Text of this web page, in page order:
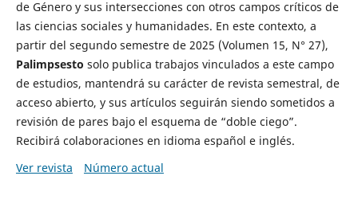
de Género y sus intersecciones con otros campos críticos de
las ciencias sociales y humanidades. En este contexto, a
partir del segundo semestre de 2025 (Volumen 15, N° 27),
Palimpsesto solo publica trabajos vinculados a este campo
de estudios, mantendrá su carácter de revista semestral, de
acceso abierto, y sus artículos seguirán siendo sometidos a
revisión de pares bajo el esquema de “doble ciego”.
Recibirá colaboraciones en idioma español e inglés.
Ver revista
Número actual